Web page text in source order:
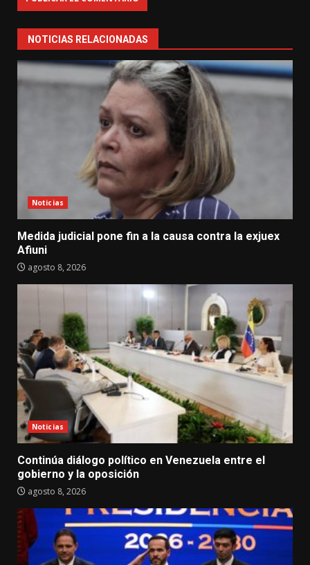
NOTICIAS RELACIONADAS
Noticias
Medida judicial pone fin a la causa contra la exjuex
Afiuni
agosto 8, 2026
Noticias
Continúa diálogo político en Venezuela entre el
gobierno y la oposición
agosto 8, 2026